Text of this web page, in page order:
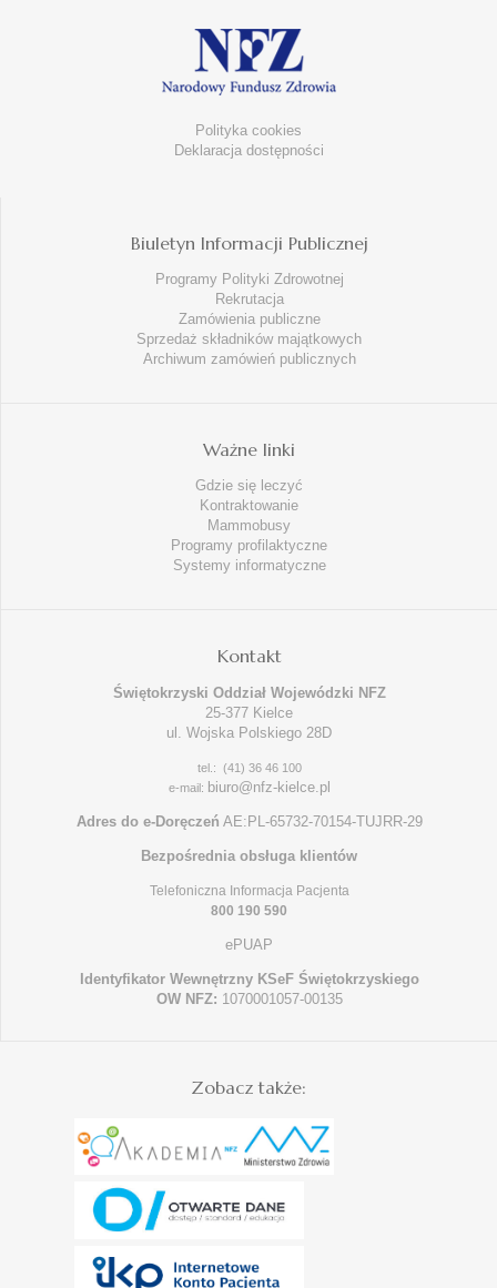
Polityka cookies
Deklaracja dostępności
Biuletyn Informacji Publicznej
Programy Polityki Zdrowotnej
Rekrutacja
Zamówienia publiczne
Sprzedaż składników majątkowych
Archiwum zamówień publicznych
Ważne linki
Gdzie się leczyć
Kontraktowanie
Mammobusy
Programy profilaktyczne
Systemy informatyczne
Kontakt
Świętokrzyski Oddział Wojewódzki NFZ
25-377 Kielce
ul. Wojska Polskiego 28D
tel.: (41) 36 46 100
e-mail: biuro@nfz-kielce.pl
Adres do e-Doręczeń AE:PL-65732-70154-TUJRR-29
Bezpośrednia obsługa klientów
Telefoniczna Informacja Pacjenta
800 190 590
ePUAP
Identyfikator Wewnętrzny KSeF Świętokrzyskiego
OW NFZ: 1070001057-00135
Zobacz także: